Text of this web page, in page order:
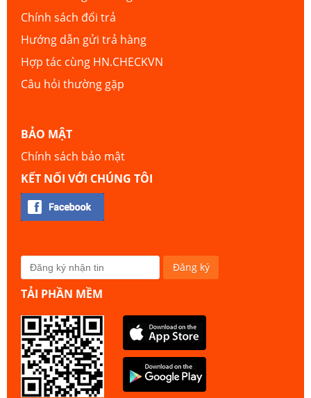
Chính sách đổi trả
Hướng dẫn gửi trả hàng
Hợp tác cùng HN.CHECKVN
Câu hỏi thường gặp
BẢO MẬT
Chính sách bảo mật
KẾT NỐI VỚI CHÚNG TÔI
TẢI PHẦN MỀM